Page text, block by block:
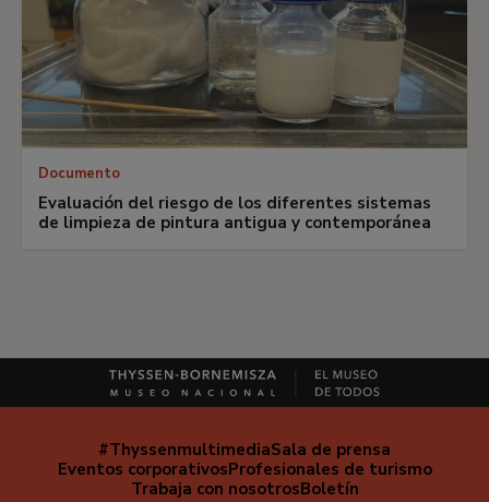
Documento
Evaluación del riesgo de los diferentes sistemas
de limpieza de pintura antigua y contemporánea
Navegación
secundaria
#ThyssenmultimediaSala de prensa
Eventos corporativosProfesionales de turismo
Trabaja con nosotrosBoletín